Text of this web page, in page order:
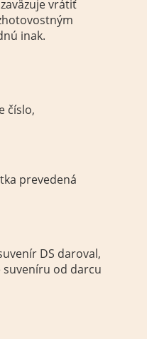
vrátiť
inak.
číslo,
prevedená
DS daroval,
od darcu